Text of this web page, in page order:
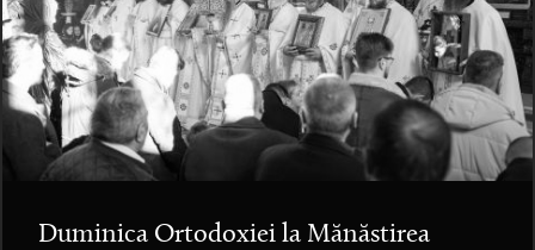
Duminica Ortodoxiei la Mănăstirea